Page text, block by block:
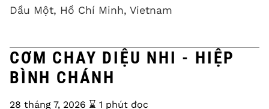
Dầu Một, Hồ Chí Minh, Vietnam
CƠM CHAY DIỆU NHI - HIỆP
BÌNH CHÁNH
28 tháng 7, 2026 ⌛️ 1 phút đọc